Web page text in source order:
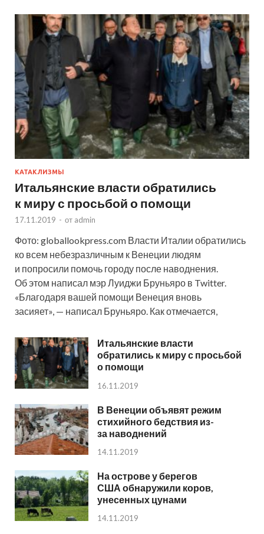
КАТАКЛИЗМЫ
Итальянские власти обратились
к миру с просьбой о помощи
17.11.2019 - от admin
Фото: globallookpress.com Власти Италии обратились
ко всем небезразличным к Венеции людям
и попросили помочь городу после наводнения.
Об этом написал мэр Луиджи Бруньяро в Twitter.
«Благодаря вашей помощи Венеция вновь
засияет», — написал Бруньяро. Как отмечается,
Итальянские власти
обратились к миру с просьбой
о помощи
16.11.2019
В Венеции объявят режим
стихийного бедствия из-
за наводнений
14.11.2019
На острове у берегов
США обнаружили коров,
унесенных цунами
14.11.2019